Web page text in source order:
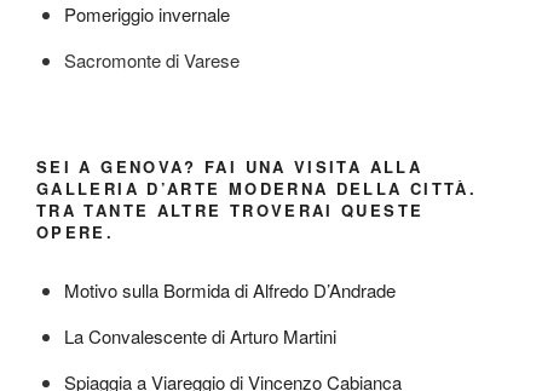
Pomeriggio invernale
Sacromonte di Varese
SEI A GENOVA? FAI UNA VISITA ALLA
GALLERIA D’ARTE MODERNA DELLA CITTÀ.
TRA TANTE ALTRE TROVERAI QUESTE
OPERE.
Motivo sulla Bormida di Alfredo D’Andrade
La Convalescente di Arturo Martini
Spiaggia a Viareggio di Vincenzo Cabianca